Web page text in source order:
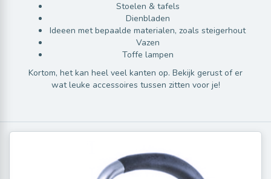
Stoelen & tafels
Dienbladen
Ideeen met bepaalde materialen, zoals steigerhout
Vazen
Toffe lampen
Kortom, het kan heel veel kanten op. Bekijk gerust of er
wat leuke accessoires tussen zitten voor je!